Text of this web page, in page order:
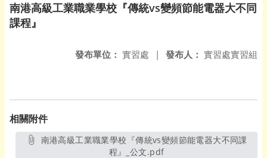
南港高級工業職業學校『傳統vs變頻節能電器大不同
課程』
發布人： 實習處實習組
發布單位： 實習處 |
相關附件
程』_公文.pdf另開新視窗